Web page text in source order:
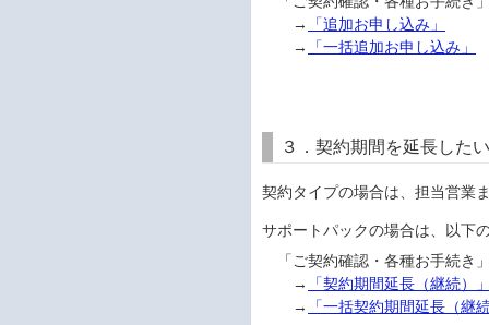
→
「追加お申し込み」
→
「一括追加お申し込み」
３．契約期間を延長した
契約タイプの場合は、担当営業
サポートパックの場合は、以下
「ご契約確認・各種お手続
→
「契約期間延長（継続）
→
「一括契約期間延長（継